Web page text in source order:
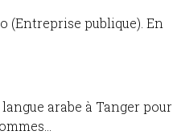
(Entreprise publique). En
arabe à Tanger pour